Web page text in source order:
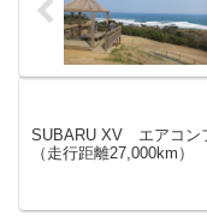
SUBARU XV エアコン
（走行距離27,000km）